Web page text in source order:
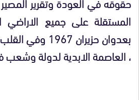
المستقلة على جميع الاراضي
بعدوان حزيران
، العاصمة الابدية لدولة